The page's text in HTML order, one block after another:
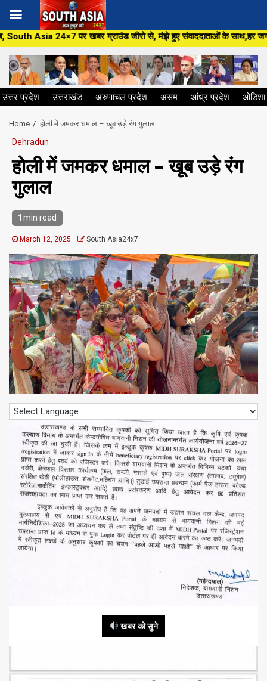
Skip
to
content
पर खबर ग्राउंड जीरो से, मंझे हुए संवाददाताओं के साथ,हर जन मुद्दे पर,
उत्तर प्रदेश उत्तराखंड अरुणाचल प्रदेश असम आंध्र प्रदेश ओडिशा
Home होली में जमकर धमाल – खूब उड़े रंग गुलाल
Dehradun
होली में जमकर धमाल – खूब उड़े रंग
गुलाल
1 min read
March 12, 2025 South Asia24x7
खबर को सुने